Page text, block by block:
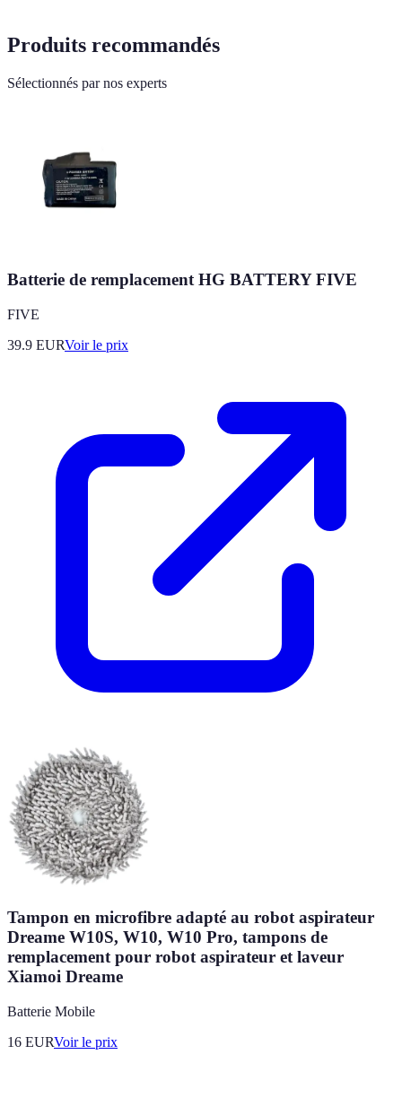
Produits recommandés
Sélectionnés par nos experts
Batterie de remplacement HG BATTERY FIVE
FIVE
39.9 EURVoir le prix
Tampon en microfibre adapté au robot aspirateur
Dreame W10S, W10, W10 Pro, tampons de
remplacement pour robot aspirateur et laveur
Xiamoi Dreame
Batterie Mobile
16 EURVoir le prix